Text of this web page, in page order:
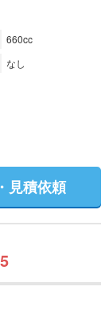
660cc
なし
見積依頼